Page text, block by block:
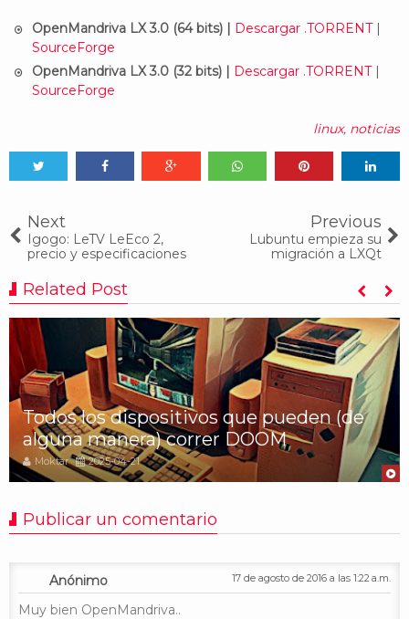
OpenMandriva LX 3.0 (64 bits) | Descargar .TORRENT|
SourceForge
OpenMandriva LX 3.0 (32 bits) | Descargar .TORRENT|
SourceForge
linux, noticias
Next
Igogo: LeTV LeEco 2,
precio y especificaciones
Previous
Lubuntu empieza su
migración a LXQt
Related Post
Todos los dispositivos que pueden (de
alguna manera) correr DOOM
Moktar 2025-04-21
Publicar un comentario
Anónimo 17 de agosto de 2016 a las 1:22 a.m.
Muy bien OpenMandriva..